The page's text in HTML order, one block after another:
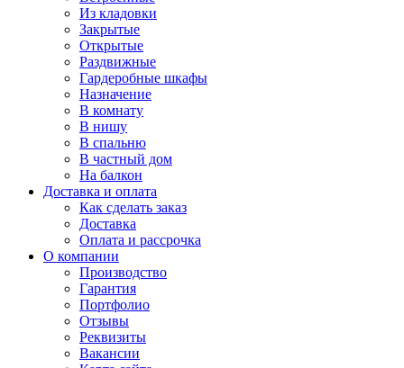
Из кладовки
Закрытые
Открытые
Раздвижные
Гардеробные шкафы
Назначение
В комнату
В нишу
В спальню
В частный дом
На балкон
Доставка и оплата
Как сделать заказ
Доставка
Оплата и рассрочка
О компании
Производство
Гарантия
Портфолио
Отзывы
Реквизиты
Вакансии